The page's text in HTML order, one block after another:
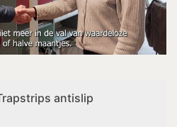
Video
antislip